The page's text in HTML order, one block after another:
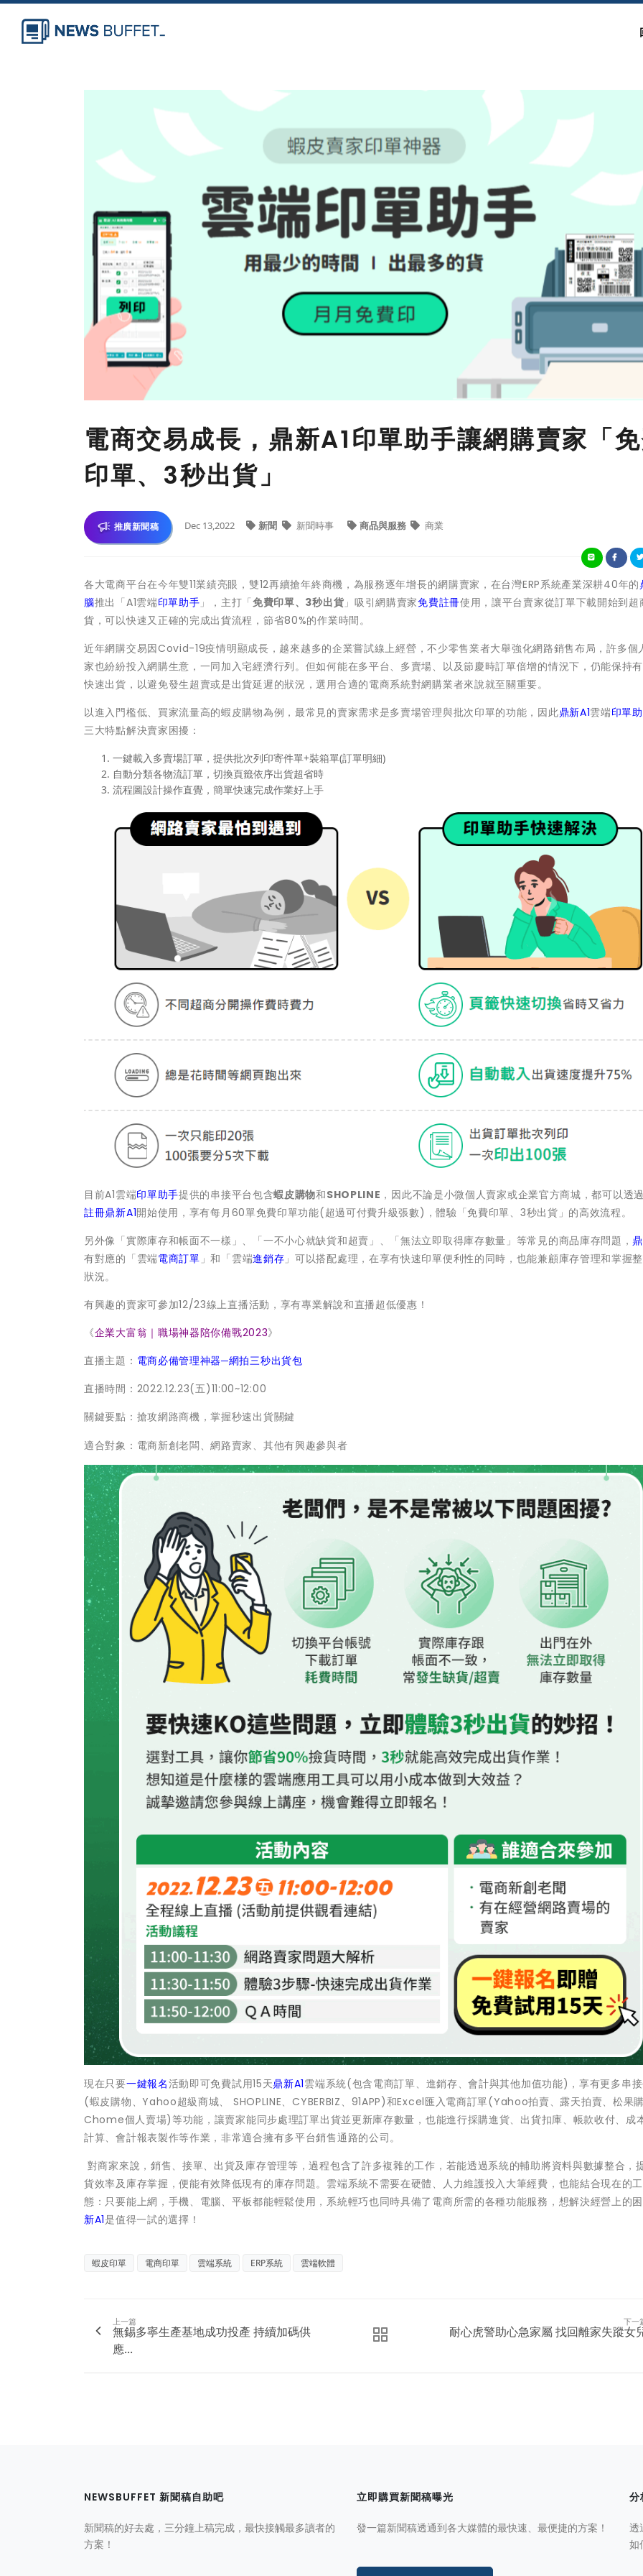
電商交易成長，鼎新A1印單助手讓網購賣家「
印單、3秒出貨」
推廣新聞稿 Dec 13,2022 新聞 新聞時事 商品與服務 商業
各大電商平台在今年雙11業績亮眼，雙12再續搶年終商機，為服務逐年增長的網購賣家，在台灣ERP系統產業深耕40年的
腦推出「A1雲端印單助手」，主打「免費印單、3秒出貨」吸引網購賣家免費註冊使用，讓平台賣家從訂單下載開始到超
貨，可以快速又正確的完成出貨流程，節省80%的作業時間。
近年網購交易因Covid-19疫情明顯成長，越來越多的企業嘗試線上經營，不少零售業者大舉強化網路銷售布局，許多個
家也紛紛投入網購生意，一同加入宅經濟行列。但如何能在多平台、多賣場、以及節慶時訂單倍增的情況下，仍能保持
快速出貨，以避免發生超賣或是出貨延遲的狀況，選用合適的電商系統對網購業者來說就至關重要。
以進入門檻低、買家流量高的蝦皮購物為例，最常見的賣家需求是多賣場管理與批次印單的功能，因此鼎新A1雲端印單
三大特點解決賣家困擾：
一鍵載入多賣場訂單，提供批次列印寄件單+裝箱單(訂單明細)
自動分類各物流訂單，切換頁籤依序出貨超省時
流程圖設計操作直覺，簡單快速完成作業好上手
目前A1雲端印單助手提供的串接平台包含蝦皮購物和SHOPLINE ，因此不論是小微個人賣家或企業官方商城，都可以透過
註冊鼎新A1開始使用，享有每月60單免費印單功能(超過可付費升級張數)，體驗「免費印單、3秒出貨」的高效流程。
另外像「實際庫存和帳面不一樣」、「一不小心就缺貨和超賣」、「無法立即取得庫存數量」等常見的商品庫存問題，
有對應的「雲端電商訂單」和「雲端進銷存」可以搭配處理，在享有快速印單便利性的同時，也能兼顧庫存管理和掌握
狀況。
有興趣的賣家可參加12/23線上直播活動，享有專業解說和直播超低優惠！
《企業大富翁｜職場神器陪你備戰2023》
直播主題： 電商必備管理神器─網拍三秒出貨包
直播時間：2022.12.23(五)11:00~12:00
關鍵要點：搶攻網路商機，掌握秒速出貨關鍵
適合對象：電商新創老闆、網路賣家、其他有興趣參與者
現在只要一鍵報名活動即可免費試用15天鼎新A1雲端系統(包含電商訂單、進銷存、會計與其他加值功能)，享有更多串
(蝦皮購物、Yahoo超級商城、 SHOPLINE、CYBERBIZ、91APP)和Excel匯入電商訂單(Yahoo拍賣、露天拍賣、松果
Chome個人賣場)等功能，讓賣家能同步處理訂單出貨並更新庫存數量，也能進行採購進貨、出貨扣庫、帳款收付、成
計算、會計報表製作等作業，非常適合擁有多平台銷售通路的公司。
對商家來說，銷售、接單、出貨及庫存管理等，過程包含了許多複雜的工作，若能透過系統的輔助將資料與數據整合，
貨效率及庫存掌握，便能有效降低現有的庫存問題。雲端系統不需要在硬體、人力維護投入大筆經費，也能結合現在的
態：只要能上網，手機、電腦、平板都能輕鬆使用，系統輕巧也同時具備了電商所需的各種功能服務，想解決經營上的困
新A1是值得一試的選擇！
蝦皮印單 電商印單 雲端系統 ERP系統 雲端軟體
上一篇
無錫多寧生產基地成功投產 持續加碼供
應...
下一
耐心虎警助心急家屬 找回離家失蹤女
NEWSBUFFET 新聞稿自助吧
新聞稿的好去處，三分鐘上稿完成，最快接觸最多讀者的
方案！
立即購買新聞稿曝光
發一篇新聞稿透通到各大媒體的最快速、最便捷的方案！
分
透
如